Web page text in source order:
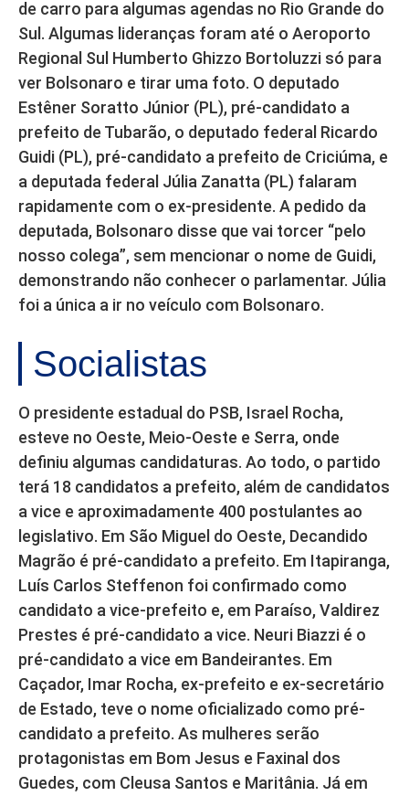
de carro para algumas agendas no Rio Grande do
Sul. Algumas lideranças foram até o Aeroporto
Regional Sul Humberto Ghizzo Bortoluzzi só para
ver Bolsonaro e tirar uma foto. O deputado
Estêner Soratto Júnior (PL), pré-candidato a
prefeito de Tubarão, o deputado federal Ricardo
Guidi (PL), pré-candidato a prefeito de Criciúma, e
a deputada federal Júlia Zanatta (PL) falaram
rapidamente com o ex-presidente. A pedido da
deputada, Bolsonaro disse que vai torcer “pelo
nosso colega”, sem mencionar o nome de Guidi,
demonstrando não conhecer o parlamentar. Júlia
foi a única a ir no veículo com Bolsonaro.
Socialistas
O presidente estadual do PSB, Israel Rocha,
esteve no Oeste, Meio-Oeste e Serra, onde
definiu algumas candidaturas. Ao todo, o partido
terá 18 candidatos a prefeito, além de candidatos
a vice e aproximadamente 400 postulantes ao
legislativo. Em São Miguel do Oeste, Decandido
Magrão é pré-candidato a prefeito. Em Itapiranga,
Luís Carlos Steffenon foi confirmado como
candidato a vice-prefeito e, em Paraíso, Valdirez
Prestes é pré-candidato a vice. Neuri Biazzi é o
pré-candidato a vice em Bandeirantes. Em
Caçador, Imar Rocha, ex-prefeito e ex-secretário
de Estado, teve o nome oficializado como pré-
candidato a prefeito. As mulheres serão
protagonistas em Bom Jesus e Faxinal dos
Guedes, com Cleusa Santos e Maritânia. Já em